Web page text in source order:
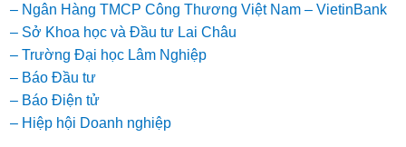
– Ngân Hàng TMCP Công Thương Việt Nam – VietinBank
– Sở Khoa học và Đầu tư Lai Châu
– Trường Đại học Lâm Nghiệp
– Báo Đầu tư
– Báo Điện tử
– Hiệp hội Doanh nghiệp